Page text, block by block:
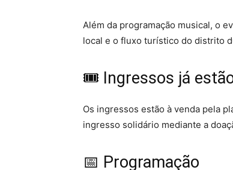
Além da programação musical, o
local e o fluxo turístico do distrito
🎟️ Ingressos já
Os ingressos estão à venda pela
ingresso solidário mediante a
📅 Programação